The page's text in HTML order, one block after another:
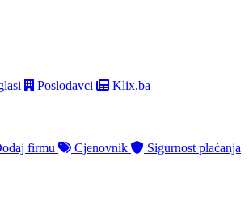
Poslodavci Klix.ba
firmu Cjenovnik Sigurnost plaćanja